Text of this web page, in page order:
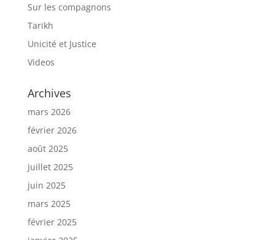
Sur les compagnons
Tarikh
Unicité et Justice
Videos
Archives
mars 2026
février 2026
août 2025
juillet 2025
juin 2025
mars 2025
février 2025